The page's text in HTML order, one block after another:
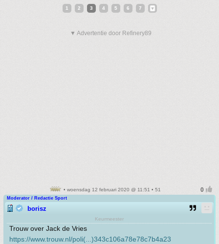
1 2 3 4 5 6 7
▼ Advertentie door Refinery89
• woensdag 12 februari 2020 @ 11:51 • 51
Moderator / Redactie Sport
borisz
Keurmeester
Trouw over Jack de Vries
https://www.trouw.nl/poli(...)343c106a78e78c7b4a23